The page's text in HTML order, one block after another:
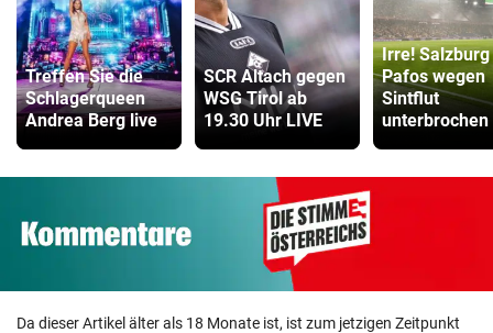
Treffen Sie die
Schlagerqueen
Andrea Berg live
SCR Altach gegen
WSG Tirol ab
19.30 Uhr LIVE
Irre!
Pafos wegen
Sintflut
unterbrochen
Da dieser Artikel älter als 18 Monate ist, ist zum jetzigen Zeitpunkt